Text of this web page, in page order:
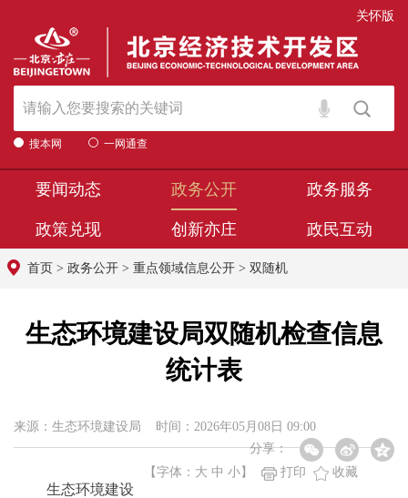
关怀版
搜本网 一网通查
要闻动态 政务公开 政务服务
政策兑现 创新亦庄 政民互动
首页 > 政务公开 > 重点领域信息公开 > 双随机
生态环境建设局双随机检查信息
统计表
来源：生态环境建设局 时间：2026年05月08日 09:00
分享：
【字体： 大 中 小 】 打印 收藏
生态环境建设